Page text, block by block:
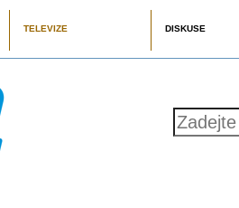
TELEVIZE DISKUSE